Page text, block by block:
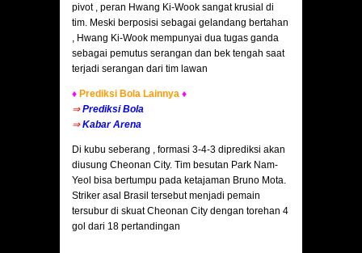
pivot , peran Hwang Ki-Wook sangat krusial di
tim. Meski berposisi sebagai gelandang bertahan
, Hwang Ki-Wook mempunyai dua tugas ganda
sebagai pemutus serangan dan bek tengah saat
terjadi serangan dari tim lawan
♦ Prediksi Bola Lainnya ♦
⇒ Prediksi Bola
⇒ Kabar Arena
Di kubu seberang , formasi 3-4-3 diprediksi akan
diusung Cheonan City. Tim besutan Park Nam-
Yeol bisa bertumpu pada ketajaman Bruno Mota.
Striker asal Brasil tersebut menjadi pemain
tersubur di skuat Cheonan City dengan torehan 4
gol dari 18 pertandingan